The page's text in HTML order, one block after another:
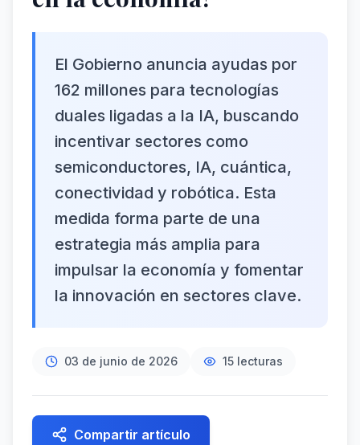
El Gobierno anuncia ayudas por
162 millones para tecnologías
duales ligadas a la IA, buscando
incentivar sectores como
semiconductores, IA, cuántica,
conectividad y robótica. Esta
medida forma parte de una
estrategia más amplia para
impulsar la economía y fomentar
la innovación en sectores clave.
03 de junio de 2026 15 lecturas
Compartir artículo